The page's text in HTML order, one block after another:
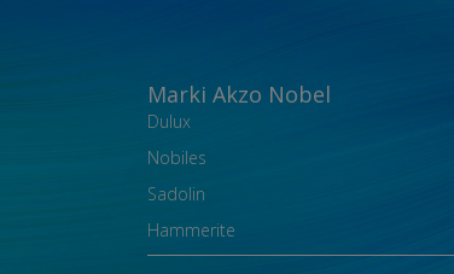
Marki Akzo Nobel
Dulux
Nobiles
Sadolin
Hammerite